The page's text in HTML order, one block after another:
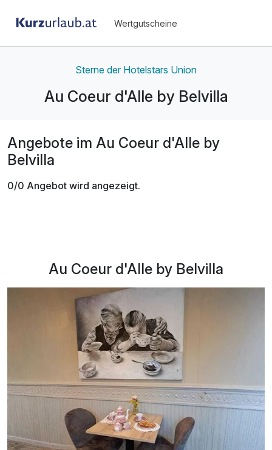
Wertgutscheine
Sterne der Hotelstars Union
Au Coeur d'Alle by Belvilla
Angebote im Au Coeur d'Alle by
Belvilla
0/0 Angebot wird angezeigt.
Au Coeur d'Alle by Belvilla